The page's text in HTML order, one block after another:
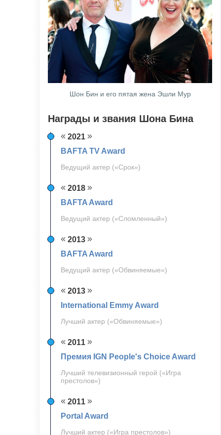
Шон Бин и его пятая жена Эшли Мур
Награды и звания Шона Бина
2021
BAFTA TV Award
Ведущий актер («Срок»)
2018
BAFTA Award
Ведущий актер («Сломленный»)
2013
BAFTA Award
Ведущий актер («Обвиняемые»)
2013
International Emmy Award
Лучший актер («Обвиняемые»)
2011
Премия IGN People's Choice Award
Лучший телевизионный герой («Игра
престолов»)
2011
Portal Award
Лучший актер («Игра престолов»)